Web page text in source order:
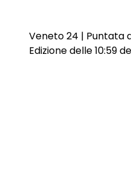
Veneto 24 | Puntata
Edizione delle 10:59